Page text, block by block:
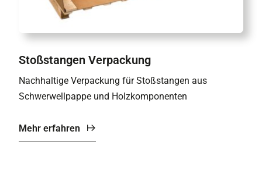
Stoßstangen Verpackung
Nachhaltige Verpackung für Stoßstangen aus
Schwerwellpappe und Holzkomponenten
Mehr erfahren